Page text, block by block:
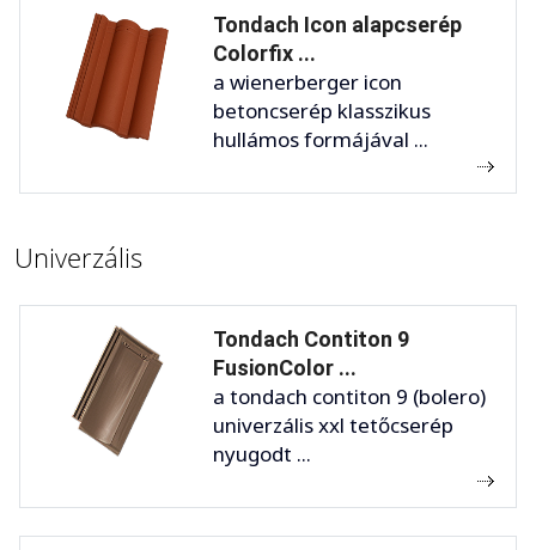
Tondach Icon alapcserép
Colorfix ...
a wienerberger icon
betoncserép klasszikus
hullámos formájával ...
Univerzális
Tondach Contiton 9
FusionColor ...
a tondach contiton 9 (bolero)
univerzális xxl tetőcserép
nyugodt ...